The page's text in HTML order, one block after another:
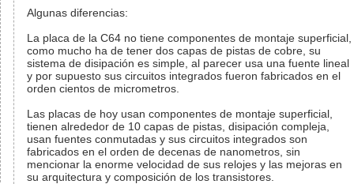
Algunas diferencias:
La placa de la C64 no tiene componentes de montaje superficial,
como mucho ha de tener dos capas de pistas de cobre, su
sistema de disipación es simple, al parecer usa una fuente lineal
y por supuesto sus circuitos integrados fueron fabricados en el
orden cientos de micrometros.
Las placas de hoy usan componentes de montaje superficial,
tienen alrededor de 10 capas de pistas, disipación compleja,
usan fuentes conmutadas y sus circuitos integrados son
fabricados en el orden de decenas de nanometros, sin
mencionar la enorme velocidad de sus relojes y las mejoras en
su arquitectura y composición de los transistores.